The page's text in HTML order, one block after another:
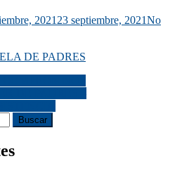
2021 23 septiembre, 2021No
DE PADRES